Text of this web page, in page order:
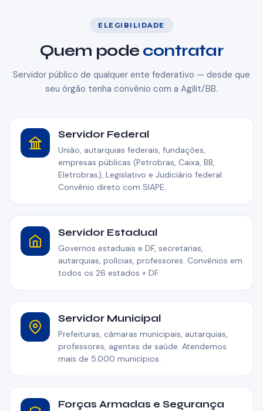
ELEGIBILIDADE
Quem pode contratar
Servidor público de qualquer ente federativo — desde que
seu órgão tenha convênio com a Agilit/BB.
Servidor Federal
União, autarquias federais, fundações,
empresas públicas (Petrobras, Caixa, BB,
Eletrobras), Legislativo e Judiciário federal.
Convênio direto com SIAPE.
Servidor Estadual
Governos estaduais e DF, secretarias,
autarquias, polícias, professores. Convênios em
todos os 26 estados + DF.
Servidor Municipal
Prefeituras, câmaras municipais, autarquias,
professores, agentes de saúde. Atendemos
mais de 5.000 municípios.
Forças Armadas e Segurança